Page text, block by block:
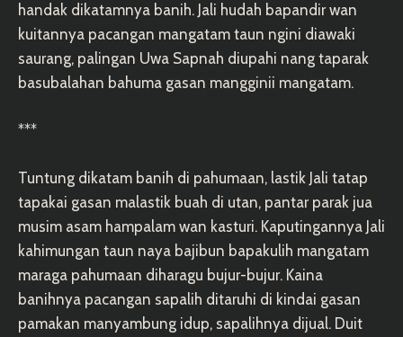
handak dikatamnya banih. Jali hudah bapandir wan
kuitannya pacangan mangatam taun ngini diawaki
saurang, palingan Uwa Sapnah diupahi nang taparak
basubalahan bahuma gasan mangginii mangatam.
***
Tuntung dikatam banih di pahumaan, lastik Jali tatap
tapakai gasan malastik buah di utan, pantar parak jua
musim asam hampalam wan kasturi. Kaputingannya Jali
kahimungan taun naya bajibun bapakulih mangatam
maraga pahumaan diharagu bujur-bujur. Kaina
banihnya pacangan sapalih ditaruhi di kindai gasan
pamakan manyambung idup, sapalihnya dijual. Duit